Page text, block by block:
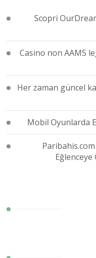
Scopri
Casino non AAMS
Her zaman güncel
Mobil Oyunlarda